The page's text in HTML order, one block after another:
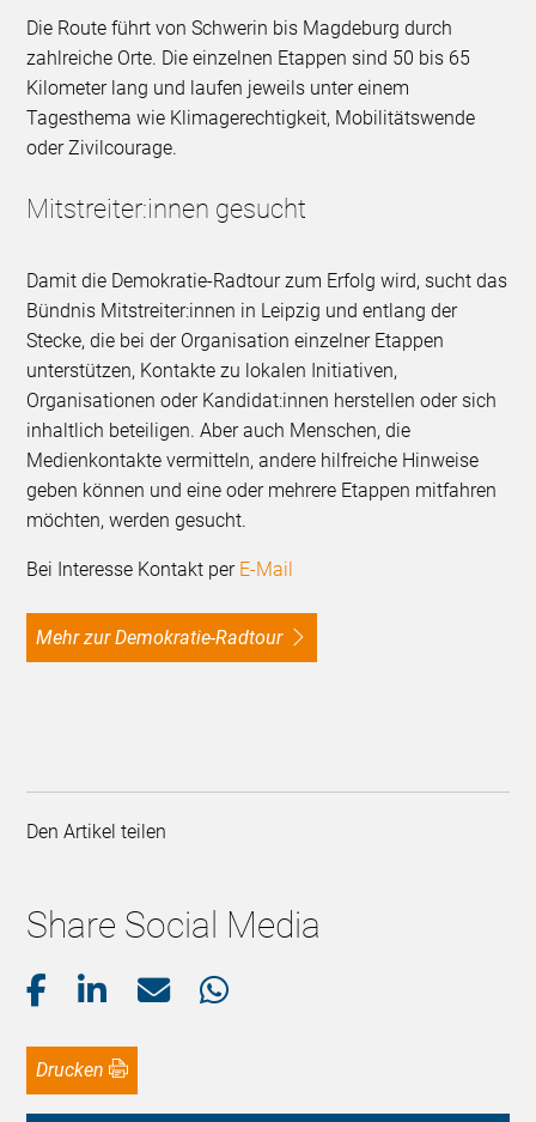
Die Route führt von Schwerin bis Magdeburg durch
zahlreiche Orte. Die einzelnen Etappen sind 50 bis 65
Kilometer lang und laufen jeweils unter einem
Tagesthema wie Klimagerechtigkeit, Mobilitätswende
oder Zivilcourage.
Mitstreiter:innen gesucht
Damit die Demokratie-Radtour zum Erfolg wird, sucht das
Bündnis Mitstreiter:innen in Leipzig und entlang der
Stecke, die bei der Organisation einzelner Etappen
unterstützen, Kontakte zu lokalen Initiativen,
Organisationen oder Kandidat:innen herstellen oder sich
inhaltlich beteiligen. Aber auch Menschen, die
Medienkontakte vermitteln, andere hilfreiche Hinweise
geben können und eine oder mehrere Etappen mitfahren
möchten, werden gesucht.
Bei Interesse Kontakt per E-Mail
Mehr zur Demokratie-Radtour
Den Artikel teilen
Share Social Media
Drucken